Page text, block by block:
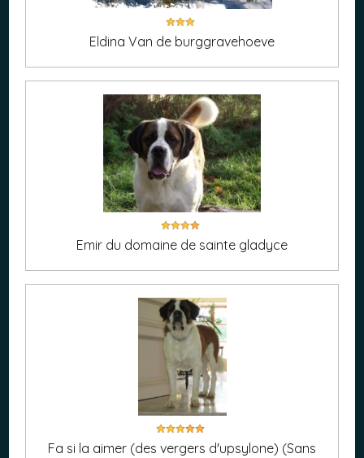
Eldina Van de burggravehoeve
Emir du domaine de sainte gladyce
Fa si la aimer (des vergers d'upsylone) (Sans